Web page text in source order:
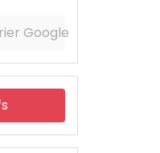
Google